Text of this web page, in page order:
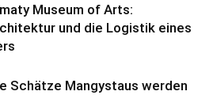
Museum of Arts:
und die Logistik eines
Schätze Mangystaus werden